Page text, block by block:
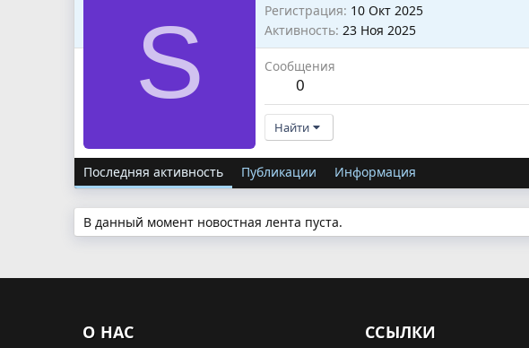
S Регистрация 10 Окт 2025
Активность 23 Ноя 2025
Сообщения
0
Найти
Последняя активность Публикации Информация
В данный момент новостная лента пуста.
О НАС ССЫЛКИ